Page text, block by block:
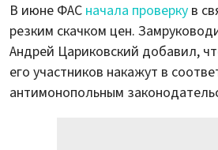
В июне ФАС начала проверку в
резким скачком цен.
Андрей Цариковский добавил,
его участников накажут в
антимонопольным